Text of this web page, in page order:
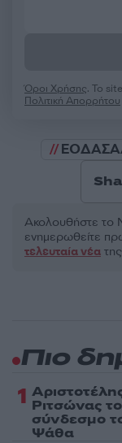
Όροι Χρήσης. Το
Πολιτική Απορρήτου
Ακολουθήστε το
ενημερωθείτε
τελευταία νέα
Πιο
1 Ριτσώνας
σύνδεσμο
Ψάθα